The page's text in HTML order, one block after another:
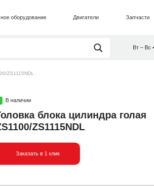
оборудование Двигатели Запчасти
Вт – Вс
ZS1115NDL
В наличии
блока цилиндра голая
ZS1115NDL
Заказать в 1 клик